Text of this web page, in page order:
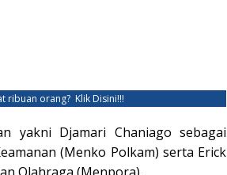
ribuan orang?Klik Disini!!!
yakni Djamari Chaniago sebagai
(Menko Polkam) serta Erick